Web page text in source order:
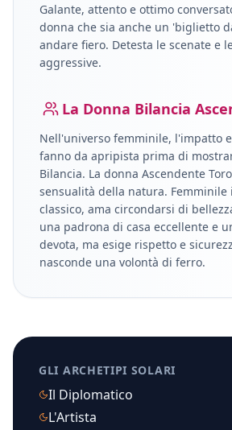
Galante, attento e ottimo
donna che sia anche un 'biglietto
andare fiero. Detesta le scenate e
aggressive.
La Donna Bilancia
Nell'universo femminile, l'impatto
fanno da apripista prima di
Bilancia. La donna Ascendente
sensualità della natura. Femminile
classico, ama circondarsi di
una padrona di casa eccellente e
devota, ma esige rispetto e
nasconde una volontà di ferro.
GLI ARCHETIPI SOLARI
Il Diplomatico
L'Artista